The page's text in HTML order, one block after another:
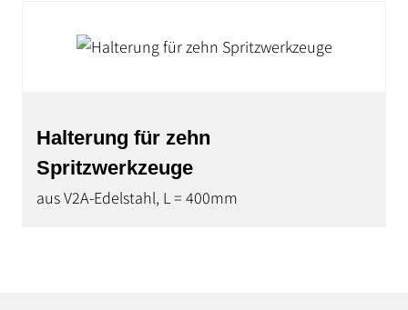
Halterung für zehn
Spritzwerkzeuge
aus V2A-Edelstahl, L = 400mm